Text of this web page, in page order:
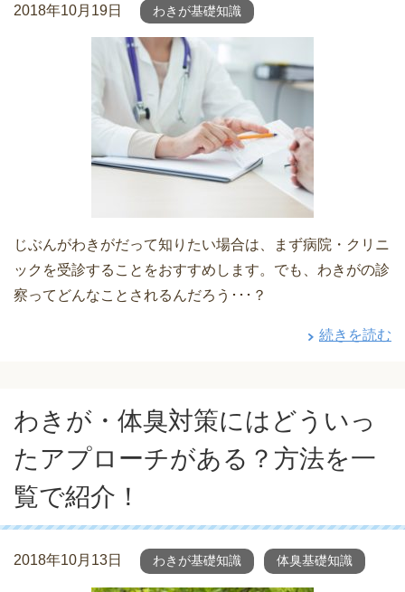
2018年10月19日 わきが基礎知識
じぶんがわきがだって知りたい場合は、まず病院・クリニ
ックを受診することをおすすめします。でも、わきがの診
察ってどんなことされるんだろう･･･？
続きを読む
わきが・体臭対策にはどういっ
たアプローチがある？方法を一
覧で紹介！
2018年10月13日 わきが基礎知識 体臭基礎知識